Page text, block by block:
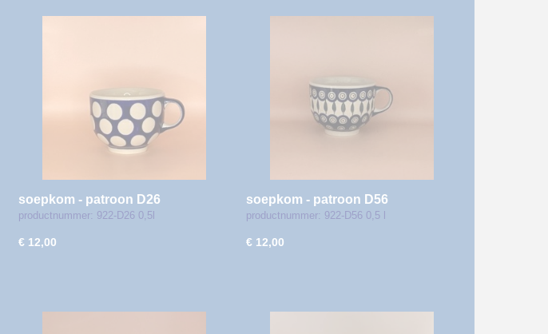
soepkom - patroon D26
productnummer: 922-D26 0,5l
€ 12,00
soepkom - patroon D56
productnummer: 922-D56 0,5 l
€ 12,00